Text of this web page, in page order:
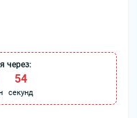
через:
53
секунд